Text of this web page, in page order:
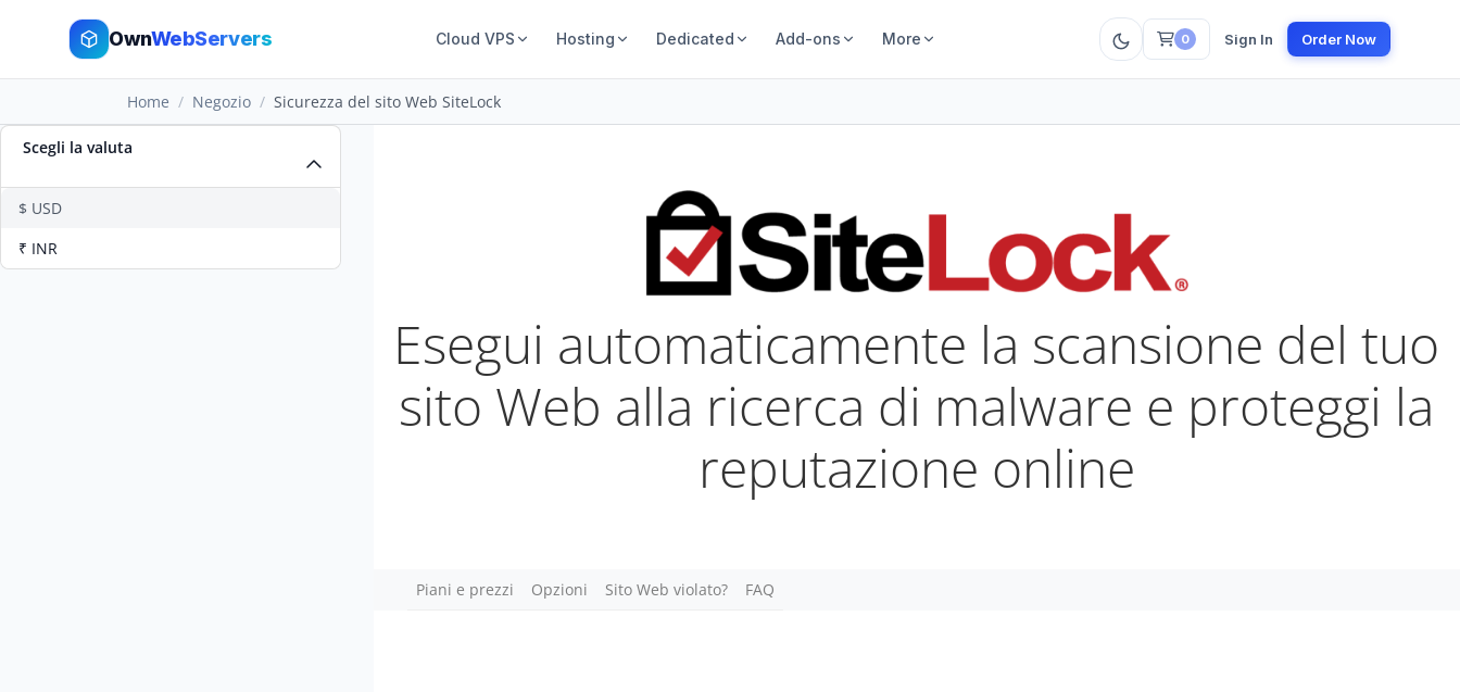
OwnWebServers Cloud VPS Hosting Dedicated Add-ons More 0 Sign In Order Now
Home Negozio Sicurezza del sito Web SiteLock
Scegli la valuta
$ USD
₹ INR
Esegui automaticamente la scansione del tuo
sito Web alla ricerca di malware e proteggi la
reputazione online
Piani e prezzi Opzioni Sito Web violato? FAQ